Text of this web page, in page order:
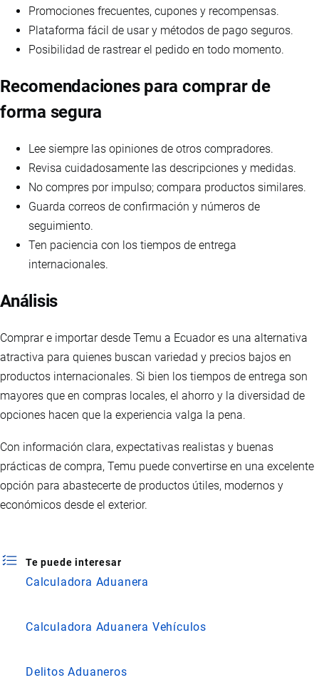
Promociones frecuentes, cupones y recompensas.
Plataforma fácil de usar y métodos de pago seguros.
Posibilidad de rastrear el pedido en todo momento.
Recomendaciones para comprar de
forma segura
Lee siempre las opiniones de otros compradores.
Revisa cuidadosamente las descripciones y medidas.
No compres por impulso; compara productos similares.
Guarda correos de confirmación y números de
seguimiento.
Ten paciencia con los tiempos de entrega
internacionales.
Análisis
Comprar e importar desde Temu a Ecuador es una alternativa
atractiva para quienes buscan variedad y precios bajos en
productos internacionales. Si bien los tiempos de entrega son
mayores que en compras locales, el ahorro y la diversidad de
opciones hacen que la experiencia valga la pena.
Con información clara, expectativas realistas y buenas
prácticas de compra, Temu puede convertirse en una excelente
opción para abastecerte de productos útiles, modernos y
económicos desde el exterior.
Te puede interesar
Calculadora Aduanera
Calculadora Aduanera Vehículos
Delitos Aduaneros